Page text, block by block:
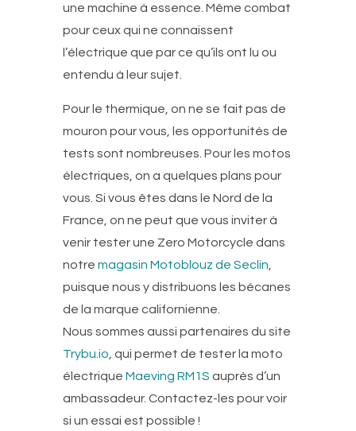
une machine à essence. Même combat
pour ceux qui ne connaissent
l’électrique que par ce qu’ils ont lu ou
entendu à leur sujet.
Pour le thermique, on ne se fait pas de
mouron pour vous, les opportunités de
tests sont nombreuses. Pour les motos
électriques, on a quelques plans pour
vous. Si vous êtes dans le Nord de la
France, on ne peut que vous inviter à
venir tester une Zero Motorcycle dans
notre magasin Motoblouz de Seclin
puisque nous y distribuons les bécanes
de la marque californienne.
Nous sommes aussi partenaires du site
Trybu.io , qui permet de tester la moto
électrique Maeving RM1S auprès d’un
ambassadeur. Contactez-les pour voir
si un essai est possible !